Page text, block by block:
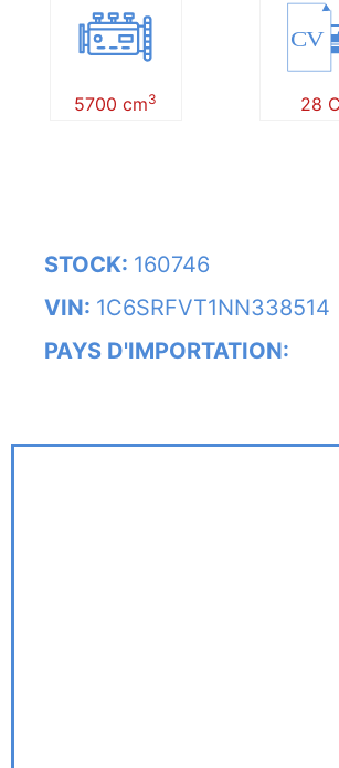
5700 cm3
CV
28
STOCK: 160746
VIN: 1C6SRFVT1NN338514
PAYS D'IMPORTATION: